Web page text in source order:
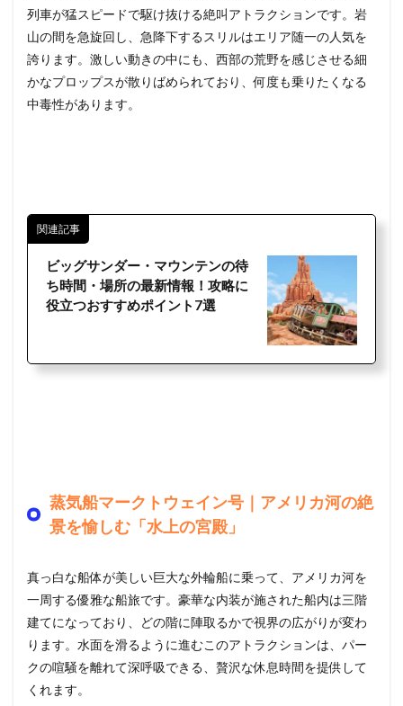
列車が猛スピードで駆け抜ける絶叫アトラクションです。岩
山の間を急旋回し、急降下するスリルはエリア随一の人気を
誇ります。激しい動きの中にも、西部の荒野を感じさせる細
かなプロップスが散りばめられており、何度も乗りたくなる
中毒性があります。
関連記事
ビッグサンダー・マウンテンの待
ち時間・場所の最新情報！攻略に
役立つおすすめポイント7選
蒸気船マークトウェイン号｜アメリカ河の絶
景を愉しむ「水上の宮殿」
真っ白な船体が美しい巨大な外輪船に乗って、アメリカ河を
一周する優雅な船旅です。豪華な内装が施された船内は三階
建てになっており、どの階に陣取るかで視界の広がりが変わ
ります。水面を滑るように進むこのアトラクションは、パー
クの喧騒を離れて深呼吸できる、贅沢な休息時間を提供して
くれます。